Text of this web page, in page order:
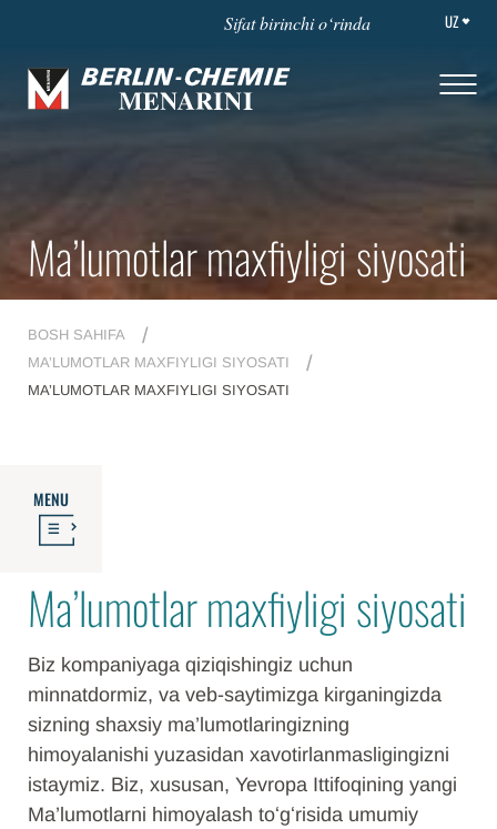
Sifat birinchi o‘rinda UZ
Ma’lumotlar maxfiyligi siyosati
BOSH SAHIFA
MA’LUMOTLAR MAXFIYLIGI SIYOSATI
MA’LUMOTLAR MAXFIYLIGI SIYOSATI
MENU
Ma’lumotlar maxfiyligi siyosati
Biz kompaniyaga qiziqishingiz uchun
minnatdormiz, va veb-saytimizga kirganingizda
sizning shaxsiy ma’lumotlaringizning
himoyalanishi yuzasidan xavotirlanmasligingizni
istaymiz. Biz, xususan, Yevropa Ittifoqining yangi
Ma’lumotlarni himoyalash toʻgʻrisida umumiy